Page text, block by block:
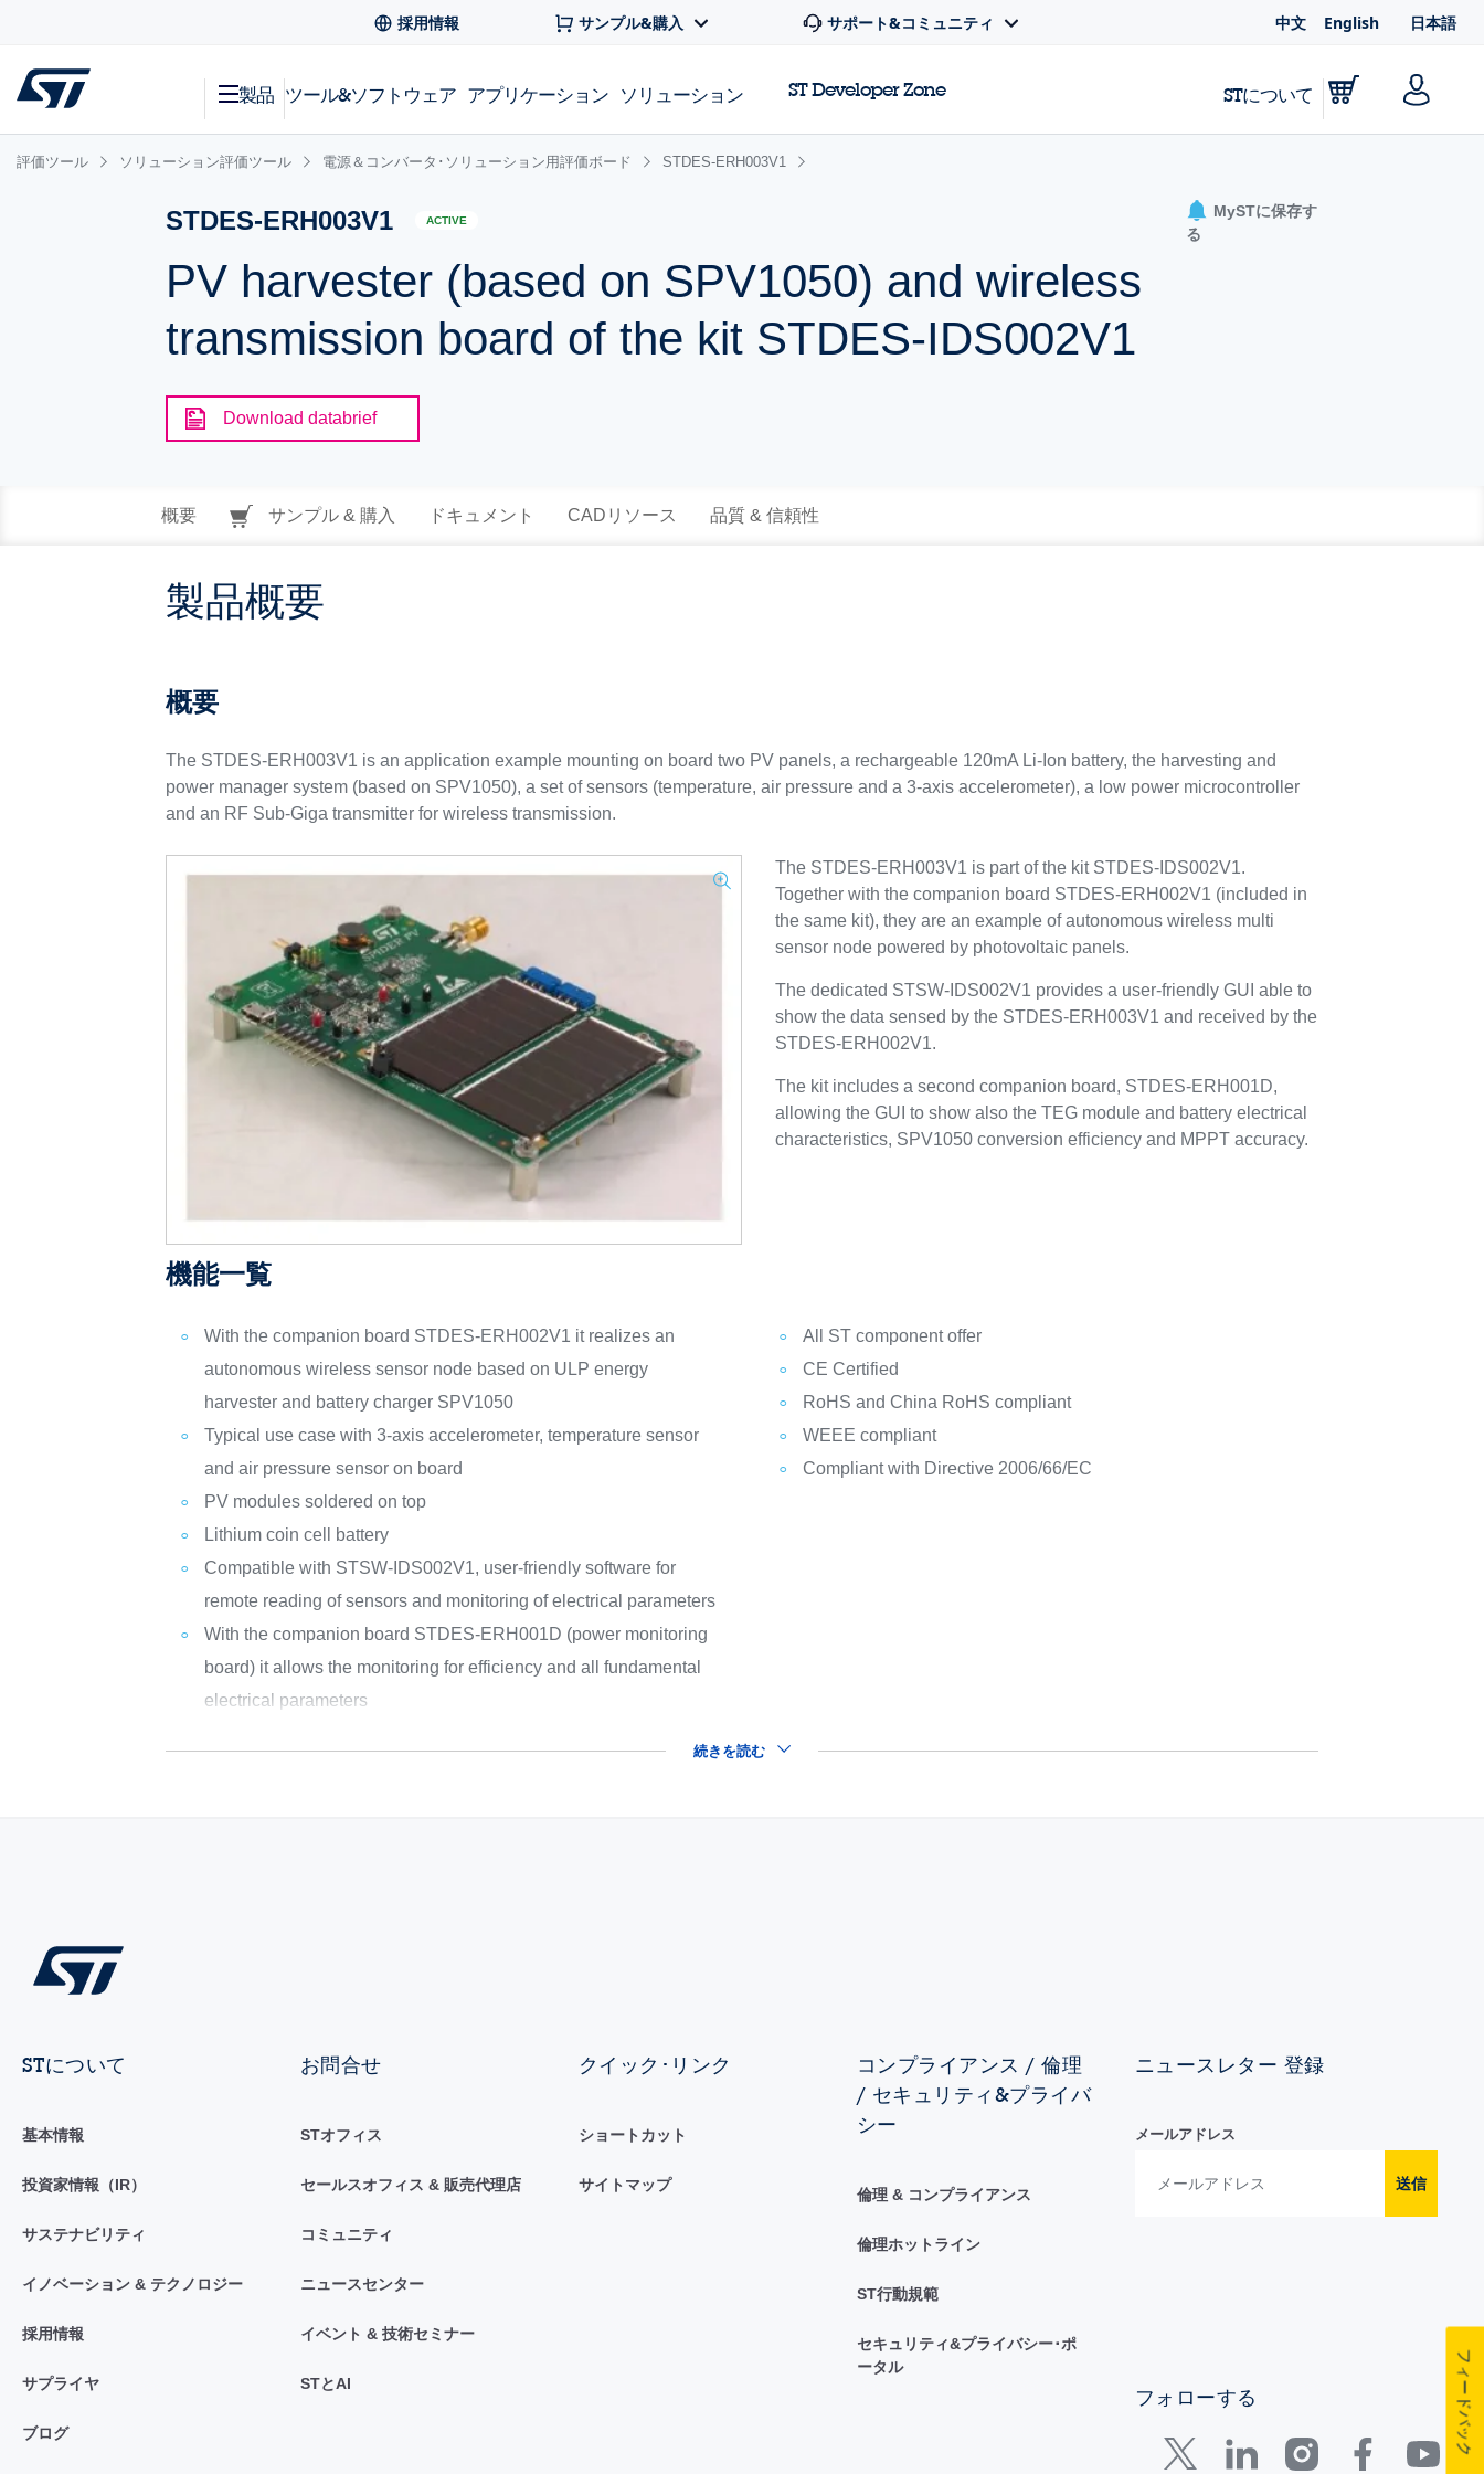
採用情報 サンプル&購入 サポート&コミュニティ 中文 English 日本語
製品 ツール&ソフトウェア アプリケーション ソリューション ST Developer Zone STについて
評価ツール ソリューション評価ツール 電源＆コンバータ･ソリューション用評価ボード STDES-ERH003V1
STDES-ERH003V1 ACTIVE
PV harvester (based on SPV1050) and wireless
transmission board of the kit STDES-IDS002V1
MySTに保存す
る
Download databrief
概要 サンプル & 購入 ドキュメント CADリソース 品質 & 信頼性
製品概要
概要
The STDES-ERH003V1 is an application example mounting on board two PV panels, a rechargeable 120mA Li-Ion battery, the harvesting and
power manager system (based on SPV1050), a set of sensors (temperature, air pressure and a 3-axis accelerometer), a low power microcontroller
and an RF Sub-Giga transmitter for wireless transmission.
The STDES-ERH003V1 is part of the kit STDES-IDS002V1.
Together with the companion board STDES-ERH002V1 (included in
the same kit), they are an example of autonomous wireless multi
sensor node powered by photovoltaic panels.
The dedicated STSW-IDS002V1 provides a user-friendly GUI able to
show the data sensed by the STDES-ERH003V1 and received by the
STDES-ERH002V1.
The kit includes a second companion board, STDES-ERH001D,
allowing the GUI to show also the TEG module and battery electrical
characteristics, SPV1050 conversion efficiency and MPPT accuracy.
機能一覧
With the companion board STDES-ERH002V1 it realizes an
autonomous wireless sensor node based on ULP energy
harvester and battery charger SPV1050
Typical use case with 3-axis accelerometer, temperature sensor
and air pressure sensor on board
PV modules soldered on top
Lithium coin cell battery
Compatible with STSW-IDS002V1, user-friendly software for
remote reading of sensors and monitoring of electrical parameters
With the companion board STDES-ERH001D (power monitoring
board) it allows the monitoring for efficiency and all fundamental
electrical parameters
All ST component offer
CE Certified
RoHS and China RoHS compliant
WEEE compliant
Compliant with Directive 2006/66/EC
続きを読む
STについて
基本情報
投資家情報（IR）
サステナビリティ
イノベーション & テクノロジー
採用情報
サプライヤ
ブログ
お問合せ
STオフィス
セールスオフィス & 販売代理店
コミュニティ
ニュースセンター
イベント & 技術セミナー
STとAI
クイック･リンク
ショートカット
サイトマップ
コンプライアンス / 倫理
/ セキュリティ&プライバ
シー
倫理 & コンプライアンス
倫理ホットライン
ST行動規範
セキュリティ&プライバシー･ポ
ータル
ニュースレター 登録
メールアドレス
送信
フォローする フィードバック